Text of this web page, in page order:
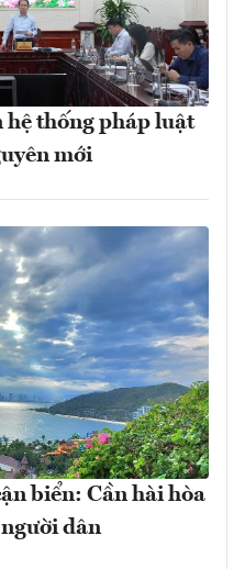
hệ thống pháp luật
mới
biển: Cần hài hòa
dân